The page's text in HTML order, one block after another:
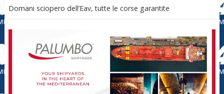
Domani sciopero dell’Eav, tutte le corse garantite